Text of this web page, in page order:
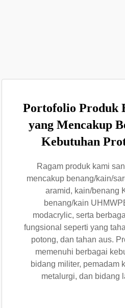
Portofolio Produk
yang Mencakup
Kebutuhan
Ragam produk kami
mencakup benang/kain/
aramid, kain/benang
benang/kain
modacrylic, serta
fungsional seperti yang
potong, dan tahan aus.
memenuhi berbagai
bidang militer, pemadam
metalurgi, dan bidang